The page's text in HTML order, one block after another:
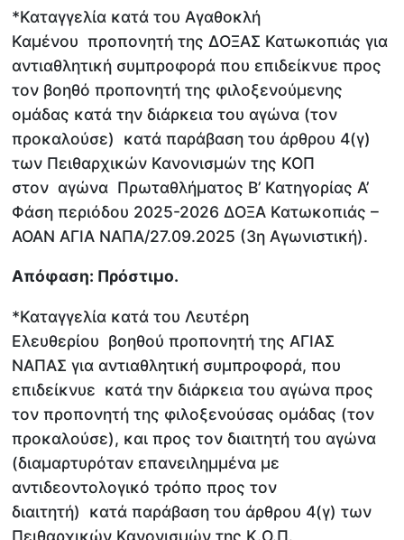
*Καταγγελία κατά του Αγαθοκλή
Καμένου προπονητή της ΔΟΞΑΣ Κατωκοπιάς για
αντιαθλητική συμπροφορά που επιδείκνυε προς
τον βοηθό προπονητή της φιλοξενούμενης
ομάδας κατά την διάρκεια του αγώνα (τον
προκαλούσε) κατά παράβαση του άρθρου 4(γ)
των Πειθαρχικών Κανονισμών της ΚΟΠ
στον αγώνα Πρωταθλήματος Β’ Κατηγορίας Α’
Φάση περιόδου 2025-2026 ΔΟΞΑ Κατωκοπιάς –
ΑΟΑΝ ΑΓΙΑ ΝΑΠΑ/27.09.2025 (3η Αγωνιστική).
Απόφαση: Πρόστιμο.
*Καταγγελία κατά του Λευτέρη
Ελευθερίου βοηθού προπονητή της ΑΓΙΑΣ
ΝΑΠΑΣ για αντιαθλητική συμπροφορά, που
επιδείκνυε κατά την διάρκεια του αγώνα προς
τον προπονητή της φιλοξενούσας ομάδας (τον
προκαλούσε), και προς τον διαιτητή του αγώνα
(διαμαρτυρόταν επανειλημμένα με
αντιδεοντολογικό τρόπο προς τον
διαιτητή) κατά παράβαση του άρθρου 4(γ) των
Πειθαρχικών Κανονισμών της Κ.Ο.Π.